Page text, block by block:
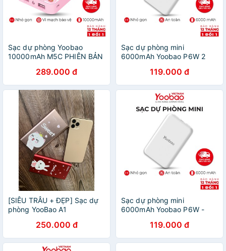
Sạc dự phòng Yoobao
10000mAh M5C PHIÊN BẢN
chính hãng289.000 đ
Sạc dự phòng mini
6000mAh Yoobao P6W 2
bị - Bảo vệ quá dòng quá
mạch - An toàn thiết bị
119.000 đ
[SIÊU TRÂU + ĐẸP] Sạc dự
phòng YooBao A1
sành điệu250.000 đ
Sạc dự phòng mini
6000mAh Yoobao P6W -
12 tháng 1 đổi 1
119.000 đ